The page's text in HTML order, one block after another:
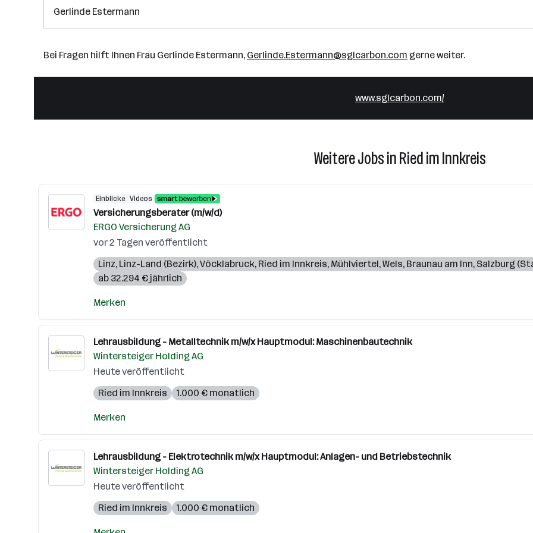
Gerlinde Estermann
Bei Fragen hilft Ihnen Frau Gerlinde Estermann, Gerlinde.Estermann@sglcarbon.com gerne weiter.
www.sglcarbon.com/
Weitere Jobs in Ried im Innkreis
Einblicke Videos
Versicherungsberater (m/w/d)
ERGO Versicherung AG
vor 2 Tagen veröffentlicht
Linz, Linz-Land (Bezirk),Vöcklabruck, Ried im Innkreis, Mühlviertel,Wels, Braunau am Inn, Salzburg
ab 32.294 € jährlich
Merken
Lehrausbildung - Metalltechnik m/w/x Hauptmodul: Maschinenbautechnik
Wintersteiger Holding AG
Heute veröffentlicht
Ried im Innkreis
1.000 € monatlich
Merken
Lehrausbildung - Elektrotechnik m/w/x Hauptmodul: Anlagen- und Betriebstechnik
Wintersteiger Holding AG
Heute veröffentlicht
Ried im Innkreis
1.000 € monatlich